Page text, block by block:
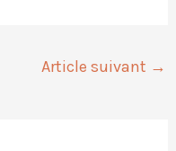
Article suivant →